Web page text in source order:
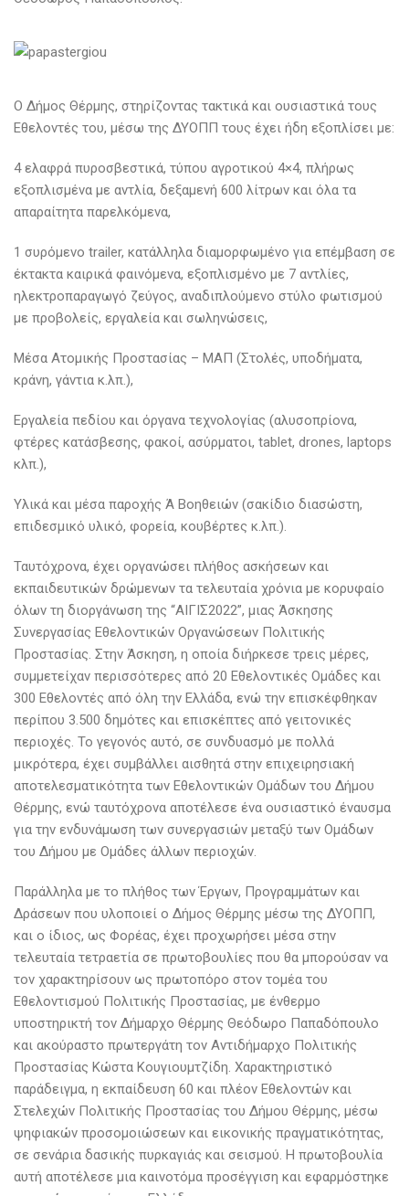
Ο Δήμος Θέρμης, στηρίζοντας τακτικά και ουσιαστικά τους
Εθελοντές του, μέσω της ΔΥΟΠΠ τους έχει ήδη εξοπλίσει με:
4 ελαφρά πυροσβεστικά, τύπου αγροτικού 4×4, πλήρως
εξοπλισμένα με αντλία, δεξαμενή 600 λίτρων και όλα τα
απαραίτητα παρελκόμενα,
1 συρόμενο trailer, κατάλληλα διαμορφωμένο για επέμβαση σε
έκτακτα καιρικά φαινόμενα, εξοπλισμένο με 7 αντλίες,
ηλεκτροπαραγωγό ζεύγος, αναδιπλούμενο στύλο φωτισμού
με προβολείς, εργαλεία και σωληνώσεις,
Μέσα Ατομικής Προστασίας – ΜΑΠ (Στολές, υποδήματα,
κράνη, γάντια κ.λπ.),
Εργαλεία πεδίου και όργανα τεχνολογίας (αλυσοπρίονα,
φτέρες κατάσβεσης, φακοί, ασύρματοι, tablet, drones, laptops
κλπ.),
Υλικά και μέσα παροχής Ά Βοηθειών (σακίδιο διασώστη,
επιδεσμικό υλικό, φορεία, κουβέρτες κ.λπ.).
Ταυτόχρονα, έχει οργανώσει πλήθος ασκήσεων και
εκπαιδευτικών δρώμενων τα τελευταία χρόνια με κορυφαίο
όλων τη διοργάνωση της “ΑΙΓΙΣ2022”, μιας Άσκησης
Συνεργασίας Εθελοντικών Οργανώσεων Πολιτικής
Προστασίας. Στην Άσκηση, η οποία διήρκεσε τρεις μέρες,
συμμετείχαν περισσότερες από 20 Εθελοντικές Ομάδες και
300 Εθελοντές από όλη την Ελλάδα, ενώ την επισκέφθηκαν
περίπου 3.500 δημότες και επισκέπτες από γειτονικές
περιοχές. Το γεγονός αυτό, σε συνδυασμό με πολλά
μικρότερα, έχει συμβάλλει αισθητά στην επιχειρησιακή
αποτελεσματικότητα των Εθελοντικών Ομάδων του Δήμου
Θέρμης, ενώ ταυτόχρονα αποτέλεσε ένα ουσιαστικό έναυσμα
για την ενδυνάμωση των συνεργασιών μεταξύ των Ομάδων
του Δήμου με Ομάδες άλλων περιοχών.
Παράλληλα με το πλήθος των Έργων, Προγραμμάτων και
Δράσεων που υλοποιεί ο Δήμος Θέρμης μέσω της ΔΥΟΠΠ,
και ο ίδιος, ως Φορέας, έχει προχωρήσει μέσα στην
τελευταία τετραετία σε πρωτοβουλίες που θα μπορούσαν να
τον χαρακτηρίσουν ως πρωτοπόρο στον τομέα του
Εθελοντισμού Πολιτικής Προστασίας, με ένθερμο
υποστηρικτή τον Δήμαρχο Θέρμης Θεόδωρο Παπαδόπουλο
και ακούραστο πρωτεργάτη τον Αντιδήμαρχο Πολιτικής
Προστασίας Κώστα Κουγιουμτζίδη. Χαρακτηριστικό
παράδειγμα, η εκπαίδευση 60 και πλέον Εθελοντών και
Στελεχών Πολιτικής Προστασίας του Δήμου Θέρμης, μέσω
ψηφιακών προσομοιώσεων και εικονικής πραγματικότητας,
σε σενάρια δασικής πυρκαγιάς και σεισμού. Η πρωτοβουλία
αυτή αποτέλεσε μια καινοτόμα προσέγγιση και εφαρμόστηκε